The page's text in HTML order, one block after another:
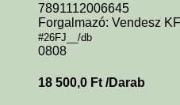
7891112006645
Forgalmazó: Vendesz
#26FJ__/db
0808
18 500,0 Ft /Darab